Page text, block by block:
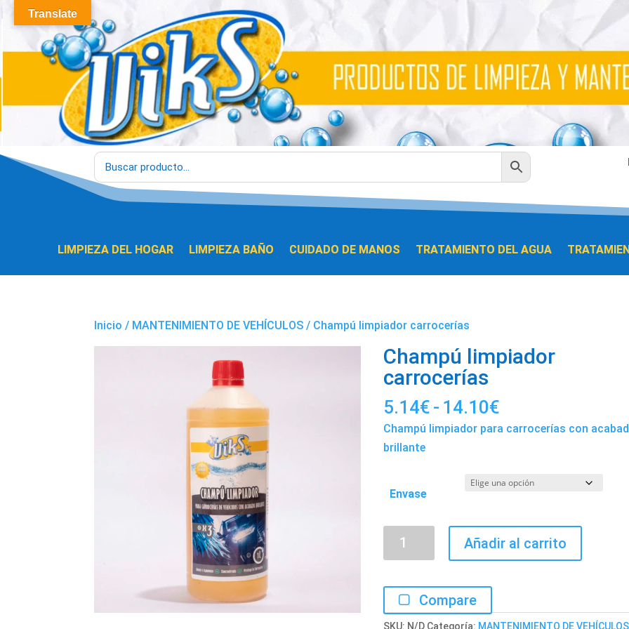
LIMPIEZA DEL HOGAR LIMPIEZA BAÑO CUIDADO DE MANOS TRATAMIENTO DEL AGUA
Inicio / MANTENIMIENTO DE VEHÍCULOS / Champú limpiador carrocerías
Champú limpiador
carrocerías
5.14€ - 14.10€
de
5.14€
Champú limpiador para carrocerías con
brillante
Envase
Champú
cantidad
Añadir al carrito
Compare
SKU: N/D Categoría: MANTENIMIENTO DE VEHÍCULOS
Translate